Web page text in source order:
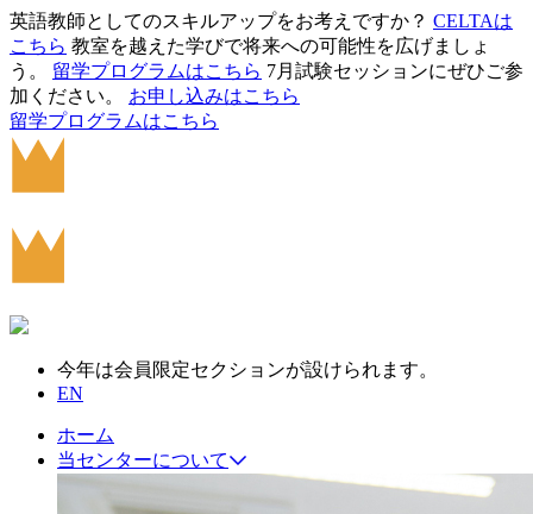
英語教師としてのスキルアップをお考えですか？ CELTAは
こちら 教室を越えた学びで将来への可能性を広げましょ
う。 留学プログラムはこちら 7月試験セッションにぜひご参
加ください。 お申し込みはこちら
留学プログラムはこちら
今年は会員限定セクションが設けられます。
EN
ホーム
当センターについて